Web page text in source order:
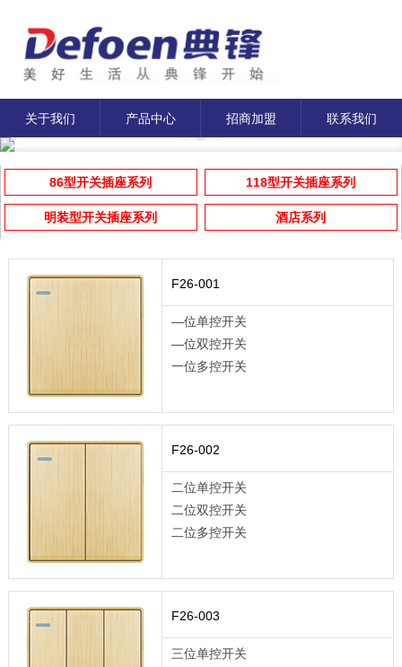
关于我们 产品中心 招商加盟 联系我们
86型开关插座系列 118型开关插座系列
明装型开关插座系列 酒店系列
F26-001
—位单控开关
—位双控开关
一位多控开关
F26-002
二位单控开关
二位双控开关
二位多控开关
F26-003
三位单控开关